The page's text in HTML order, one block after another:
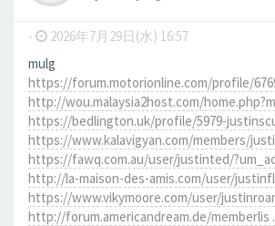
- 2026年7月29日(水) 16:57
mulg
https://forum.motorionline.com/profile/
http://wou.malaysia2host.com/home.php?m
https://bedlington.uk/profile/5979-
https://www.kalavigyan.com/members/
https://fawq.com.au/user/justinted/
http://la-maison-des-amis.com/user/
https://www.vikymoore.com/user/
http://forum.americandream.de/memberlis